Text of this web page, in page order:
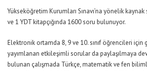
Yükseköğretim Kurumları Sınavı’na yönelik
ve 1 YDT kitapçığında 1600 soru bulunuyor.
Elektronik ortamda 8, 9 ve 10. sınıf öğrencileri için
yayımlanan etkileşimli sorular da paylaşılmaya
bulunan çalışmada Türkçe, matematik ve fen